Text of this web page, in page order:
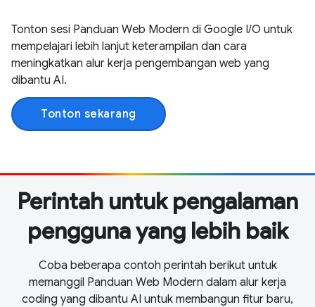
Tonton sesi Panduan Web Modern di Google I / O untuk
mempelajari lebih lanjut keterampilan dan cara
meningkatkan alur kerja pengembangan web yang
dibantu AI.
Tonton sekarang
Perintah untuk pengalaman
pengguna yang lebih baik
Coba beberapa contoh perintah berikut untuk
memanggil Panduan Web Modern dalam alur kerja
coding yang dibantu AI untuk membangun fitur baru,